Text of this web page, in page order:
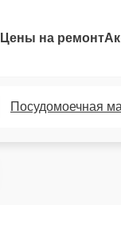
Цены на ремонт
Посудомоечная